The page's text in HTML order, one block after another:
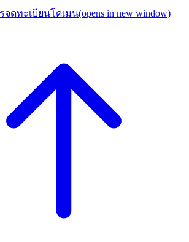
ดทะเบียนโดเมน(opens in new window)